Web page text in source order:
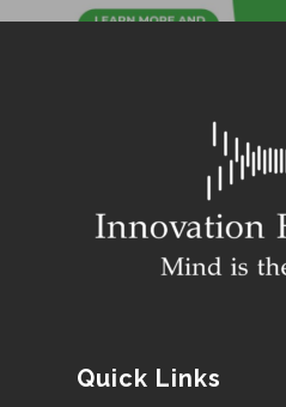
Quick Links